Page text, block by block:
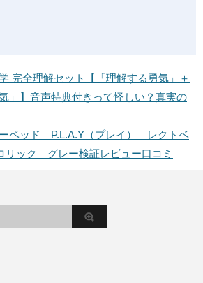
完全理解セット【「理解する勇気」＋
」】音声特典付きって怪しい？真実の
ベッド P.L.A.Y（プレイ） レクトベ
ック グレー検証レビュー口コミ